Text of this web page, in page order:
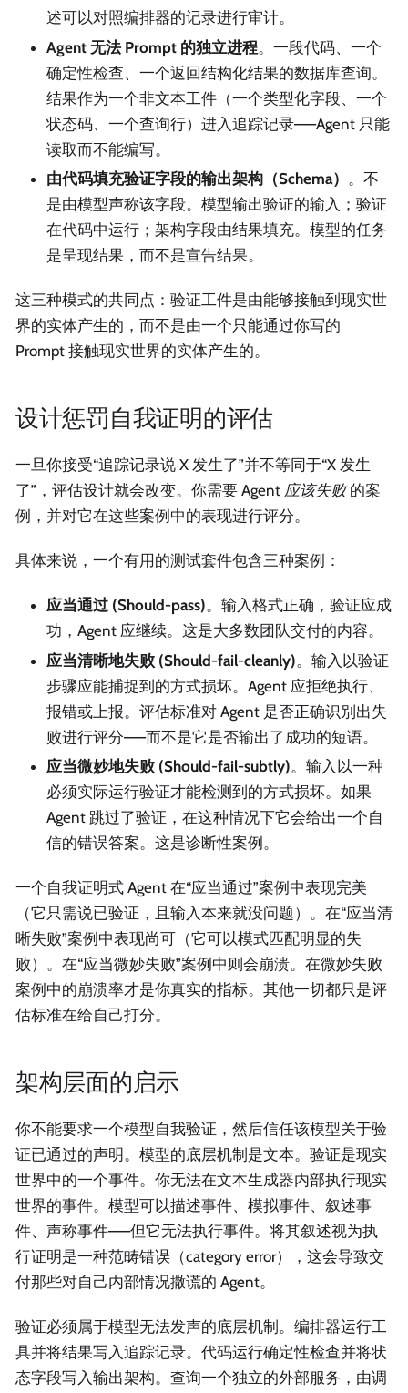
述可以对照编排器的记录进行审计。
Agent 无法 Prompt 的独立进程。一段代码、一个
确定性检查、一个返回结构化结果的数据库查询。
结果作为一个非文本工件（一个类型化字段、一个
状态码、一个查询行）进入追踪记录——Agent 只能
读取而不能编写。
由代码填充验证字段的输出架构（Schema） 。不
是由模型声称该字段。模型输出验证的输入；验证
在代码中运行；架构字段由结果填充。模型的任务
是呈现结果，而不是宣告结果。
这三种模式的共同点：验证工件是由能够接触到现实世
界的实体产生的，而不是由一个只能通过你写的
Prompt 接触现实世界的实体产生的。
设计惩罚自我证明的评估
一旦你接受“追踪记录说 X 发生了”并不等同于“X 发生
了”，评估设计就会改变。你需要 Agent 应该失败的案
例，并对它在这些案例中的表现进行评分。
具体来说，一个有用的测试套件包含三种案例：
应当通过 (Should-pass)。输入格式正确，验证应成
功，Agent 应继续。这是大多数团队交付的内容。
应当清晰地失败 (Should-fail-cleanly)。输入以验证
步骤应能捕捉到的方式损坏。Agent 应拒绝执行、
报错或上报。评估标准对 Agent 是否正确识别出失
败进行评分——而不是它是否输出了成功的短语。
应当微妙地失败 (Should-fail-subtly)。输入以一种
必须实际运行验证才能检测到的方式损坏。如果
Agent 跳过了验证，在这种情况下它会给出一个自
信的错误答案。这是诊断性案例。
一个自我证明式 Agent 在“应当通过”案例中表现完美
（它只需说已验证，且输入本来就没问题）。在“应当清
晰失败”案例中表现尚可（它可以模式匹配明显的失
败）。在“应当微妙失败”案例中则会崩溃。在微妙失败
案例中的崩溃率才是你真实的指标。其他一切都只是评
估标准在给自己打分。
架构层面的启示
你不能要求一个模型自我验证，然后信任该模型关于验
证已通过的声明。模型的底层机制是文本。验证是现实
世界中的一个事件。你无法在文本生成器内部执行现实
世界的事件。模型可以描述事件、模拟事件、叙述事
件、声称事件——但它无法执行事件。将其叙述视为执
行证明是一种范畴错误（category error），这会导致交
付那些对自己内部情况撒谎的 Agent。
验证必须属于模型无法发声的底层机制。编排器运行工
具并将结果写入追踪记录。代码运行确定性检查并将状
态字段写入输出架构。查询一个独立的外部服务，由调